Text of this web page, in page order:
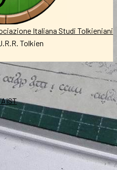
Italiana Studi Tolkieniani
Tolkien